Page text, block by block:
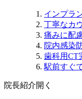
インプラ
丁寧なカ
痛みに配
院内感染
歯科用CT
駅前すぐ
院長紹介開く